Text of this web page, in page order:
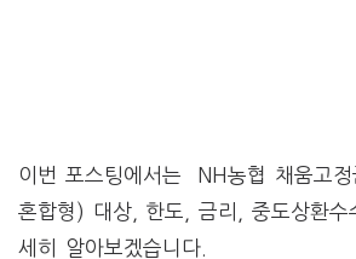
이번 포스팅에서는 NH농협 채움고정
혼합형) 대상, 한도, 금리, 중도상환
세히 알아보겠습니다.